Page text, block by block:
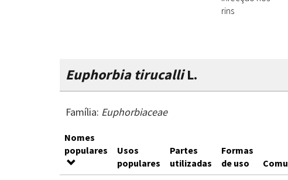
rins
Euphorbia tirucalliL.
Família: Euphorbiaceae
Nomes
populares
Usos
populares
Partes
utilizadas
Formas
de uso